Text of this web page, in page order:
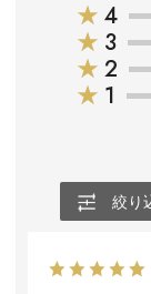
★ 4
★ 3
★ 2
★ 1
絞り